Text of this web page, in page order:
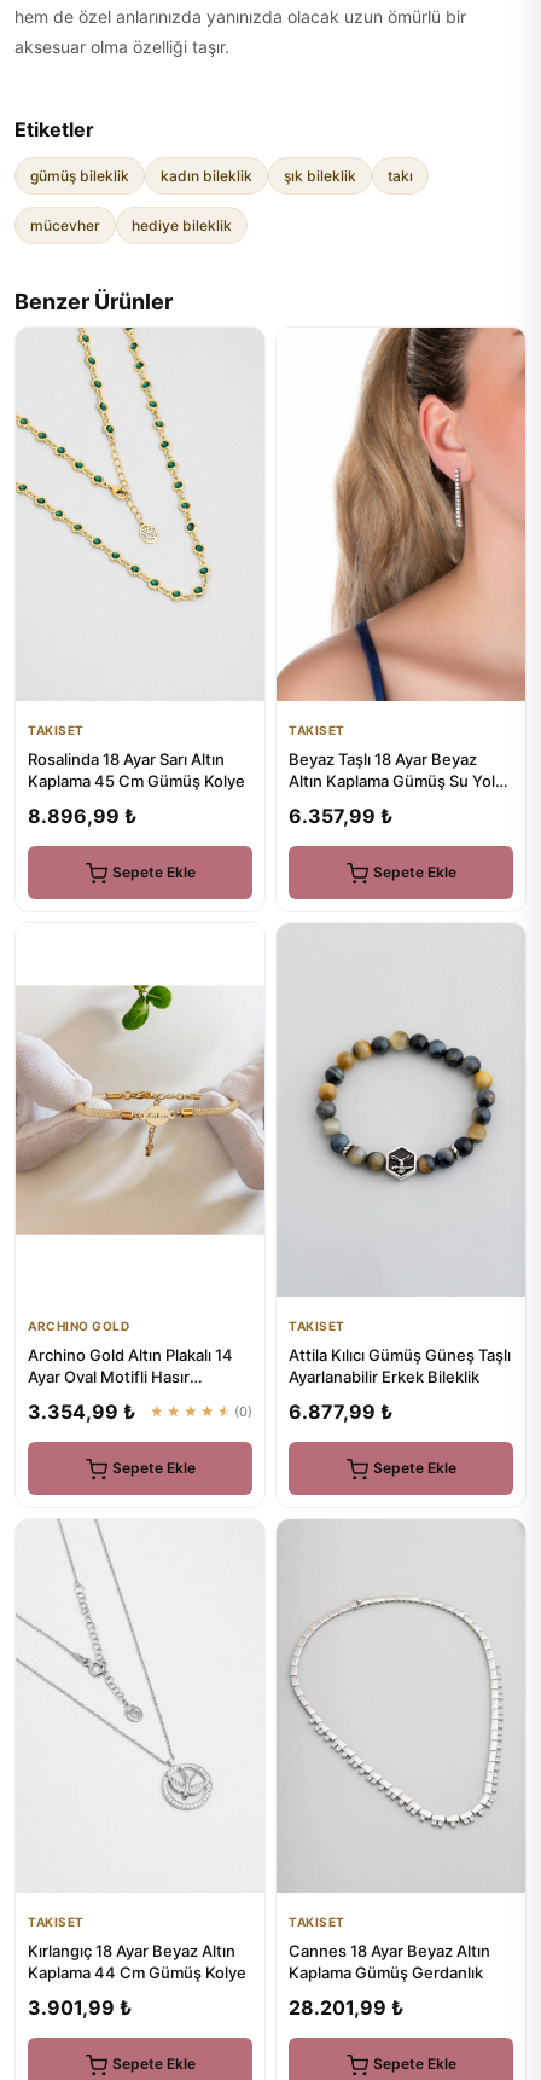
hem de özel anlarınızda yanınızda olacak uzun ömürlü bir
aksesuar olma özelliği taşır.
Etiketler
gümüş bileklik kadın bileklik şık bileklik takı
mücevher hediye bileklik
Benzer Ürünler
TAKISET
Rosalinda 18 Ayar Sarı Altın
Kaplama 45 Cm Gümüş Kolye
8.896,99 ₺
Sepete Ekle
TAKISET
Beyaz Taşlı 18 Ayar Beyaz
Altın Kaplama Gümüş Su Yolu
6.357,99 ₺
Sepete Ekle
ARCHINO GOLD
Archino Gold Altın Plakalı 14
Ayar Oval Motifli Hasır
3.354,99 ₺ ★★★★★ (0)
Sepete Ekle
TAKISET
Attila Kılıcı Gümüş Güneş Taşlı
Ayarlanabilir Erkek Bileklik
6.877,99 ₺
Sepete Ekle
TAKISET
Kırlangıç 18 Ayar Beyaz Altın
Kaplama 44 Cm Gümüş Kolye
3.901,99 ₺
Sepete Ekle
TAKISET
Cannes 18 Ayar Beyaz Altın
Kaplama Gümüş Gerdanlık
28.201,99 ₺
Sepete Ekle